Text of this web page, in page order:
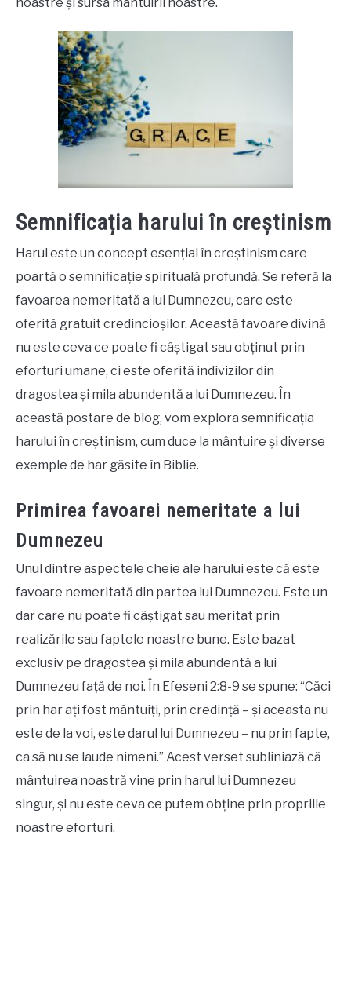
Semnificația harului în creștinism
Harul este un concept esențial în creștinism care
poartă o semnificație spirituală profundă. Se referă la
favoarea nemeritată a lui Dumnezeu, care este
oferită gratuit credincioșilor. Această favoare divină
nu este ceva ce poate fi câștigat sau obținut prin
eforturi umane, ci este oferită indivizilor din
dragostea și mila abundentă a lui Dumnezeu. În
această postare de blog, vom explora semnificația
harului în creștinism, cum duce la mântuire și diverse
exemple de har găsite în Biblie.
Primirea favoarei nemeritate a lui
Dumnezeu
Unul dintre aspectele cheie ale harului este că este
favoare nemeritată din partea lui Dumnezeu. Este un
dar care nu poate fi câștigat sau meritat prin
realizările sau faptele noastre bune. Este bazat
exclusiv pe dragostea și mila abundentă a lui
Dumnezeu față de noi. În Efeseni 2:8-9 se spune: “Căci
prin har ați fost mântuiți, prin credință – și aceasta nu
este de la voi, este darul lui Dumnezeu – nu prin fapte,
ca să nu se laude nimeni.” Acest verset subliniază că
mântuirea noastră vine prin harul lui Dumnezeu
singur, și nu este ceva ce putem obține prin propriile
noastre eforturi.